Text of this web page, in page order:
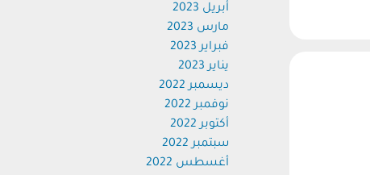
أبريل 2023
مارس 2023
فبراير 2023
يناير 2023
ديسمبر 2022
نوفمبر 2022
أكتوبر 2022
سبتمبر 2022
أغسطس 2022